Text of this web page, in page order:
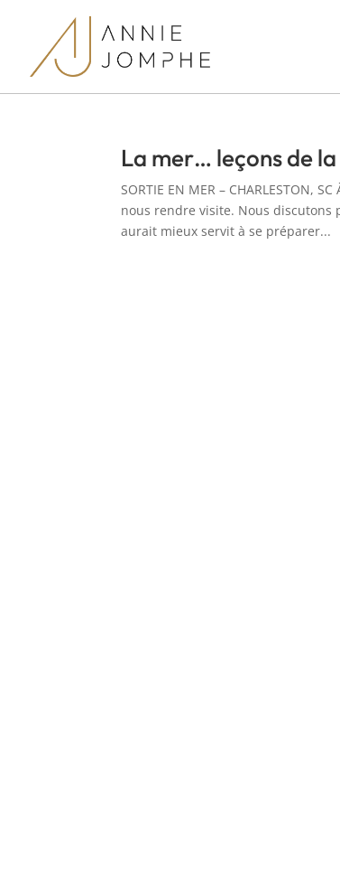
La mer… leçons de
SORTIE EN MER – CHARLESTON,
nous rendre visite. Nous discutons
aurait mieux servit à se préparer...